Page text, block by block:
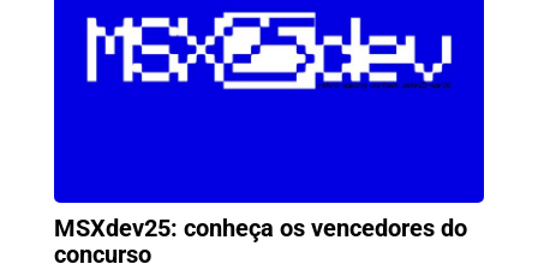
MSXdev25: conheça os vencedores do
concurso